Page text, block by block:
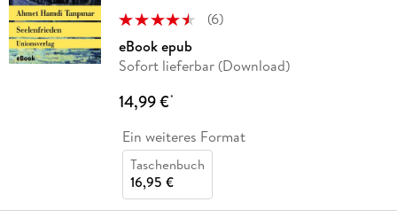
(6)
eBook epub
Sofort lieferbar (Download)
14,99 €*
Ein weiteres Format
Taschenbuch
16,95 €